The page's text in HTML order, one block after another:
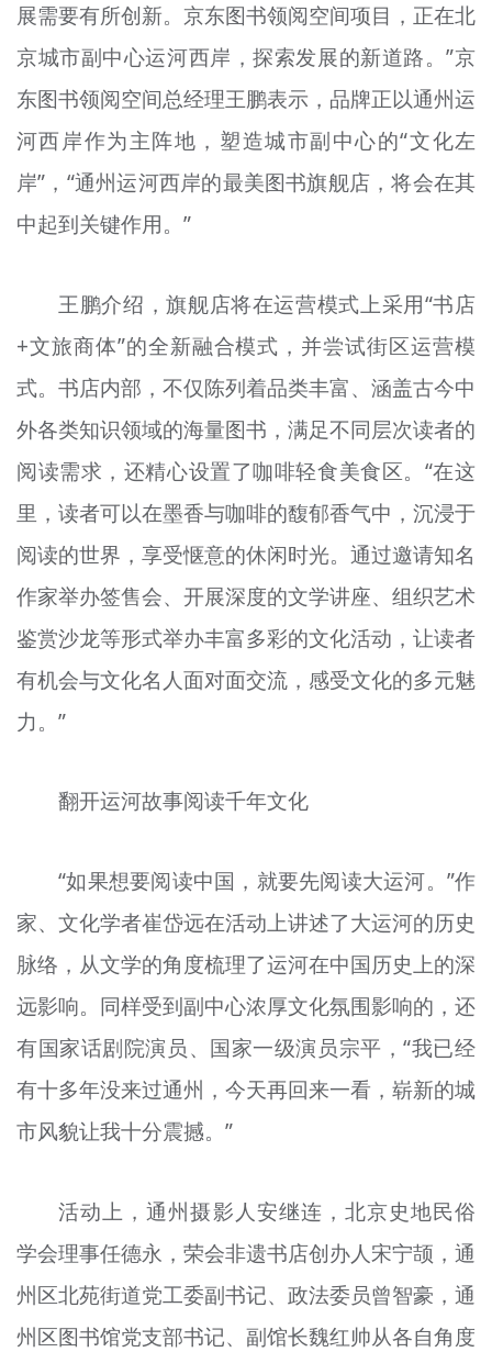
展需要有所创新。京东图书领阅空间项目，正在北
京城市副中心运河西岸，探索发展的新道路。”京
东图书领阅空间总经理王鹏表示，品牌正以通州运
河西岸作为主阵地，塑造城市副中心的“文化左
岸”，“通州运河西岸的最美图书旗舰店，将会在其
中起到关键作用。”
王鹏介绍，旗舰店将在运营模式上采用“书店
+文旅商体”的全新融合模式，并尝试街区运营模
式。书店内部，不仅陈列着品类丰富、涵盖古今中
外各类知识领域的海量图书，满足不同层次读者的
阅读需求，还精心设置了咖啡轻食美食区。“在这
里，读者可以在墨香与咖啡的馥郁香气中，沉浸于
阅读的世界，享受惬意的休闲时光。通过邀请知名
作家举办签售会、开展深度的文学讲座、组织艺术
鉴赏沙龙等形式举办丰富多彩的文化活动，让读者
有机会与文化名人面对面交流，感受文化的多元魅
力。”
翻开运河故事阅读千年文化
“如果想要阅读中国，就要先阅读大运河。”作
家、文化学者崔岱远在活动上讲述了大运河的历史
脉络，从文学的角度梳理了运河在中国历史上的深
远影响。同样受到副中心浓厚文化氛围影响的，还
有国家话剧院演员、国家一级演员宗平，“我已经
有十多年没来过通州，今天再回来一看，崭新的城
市风貌让我十分震撼。”
活动上，通州摄影人安继连，北京史地民俗
学会理事任德永，荣会非遗书店创办人宋宁颉，通
州区北苑街道党工委副书记、政法委员曾智豪，通
州区图书馆党支部书记、副馆长魏红帅从各自角度